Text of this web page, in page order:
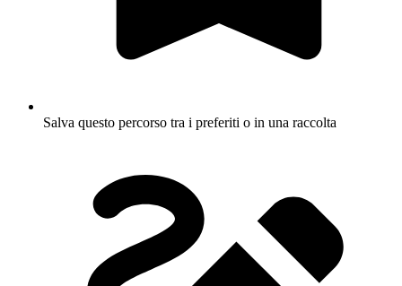
Salva questo percorso tra i preferiti o in una raccolta